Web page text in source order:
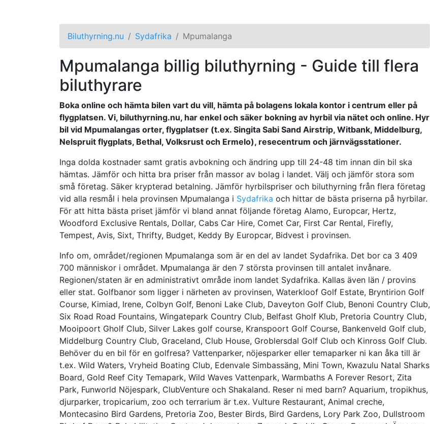
Biluthyrning.nu Sydafrika Mpumalanga
Mpumalanga billig biluthyrning - Guide till flera
biluthyrare
Boka online och hämta bilen vart du vill, hämta på bolagens lokala kontor i centrum eller på
flygplatsen. Vi, biluthyrning.nu, har enkel och säker bokning av hyrbil via nätet och online. Hyr
bil vid Mpumalangas orter, flygplatser (t.ex. Singita Sabi Sand Airstrip, Witbank, Middelburg,
Nelspruit flygplats, Bethal, Volksrust och Ermelo), resecentrum och järnvägsstationer.
Inga dolda kostnader samt gratis avbokning och ändring upp till 24-48 tim innan din bil ska
hämtas. Jämför och hitta bra priser från massor av bolag i landet. Välj och jämför stora som
små företag. Säker krypterad betalning. Jämför hyrbilspriser och biluthyrning från flera företag
vid alla resmål i hela provinsen Mpumalanga i Sydafrika och hittar de bästa priserna på hyrbilar.
För att hitta bästa priset jämför vi bland annat följande företag Alamo, Europcar, Hertz,
Woodford Exclusive Rentals, Dollar, Cabs Car Hire, Comet Car, First Car Rental, Firefly,
Tempest, Avis, Sixt, Thrifty, Budget, Keddy By Europcar, Bidvest i provinsen.
Info om, området/regionen Mpumalanga som är en del av landet Sydafrika. Det bor ca 3 409
700 människor i området. Mpumalanga är den 7 största provinsen till antalet invånare.
Regionen/staten är en administrativt område inom landet Sydafrika. Kallas även län / provins
eller stat. Golfbanor som ligger i närheten av provinsen, Waterkloof Golf Estate, Bryntirion Golf
Course, Kimiad, Irene, Colbyn Golf, Benoni Lake Club, Daveyton Golf Club, Benoni Country Club,
Six Road Road Fountains, Wingatepark Country Club, Belfast Gholf Klub, Pretoria Country Club,
Mooipoort Gholf Club, Silver Lakes golf course, Kranspoort Golf Course, Bankenveld Golf club,
Middelburg Country Club, Graceland, Club House, Groblersdal Golf Club och Kinross Golf Club.
Behöver du en bil för en golfresa? Vattenparker, nöjesparker eller temaparker ni kan åka till är
t.ex. Wild Waters, Vryheid Boating Club, Edenvale Simbassäng, Mini Town, Kwazulu Natal Sharks
Board, Gold Reef City Temapark, Wild Waves Vattenpark, Warmbaths A Forever Resort, Zita
Park, Funworld Nöjespark, ClubVenture och Shakaland. Reser ni med barn? Aquarium, tropikhus,
djurparker, tropicarium, zoo och terrarium är t.ex. Vulture Restaurant, Animal creche,
Montecasino Bird Gardens, Pretoria Zoo, Bester Birds, Bird Gardens, Lory Park Zoo, Dullstroom